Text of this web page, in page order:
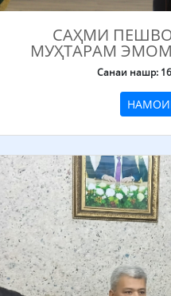
САҲМИ
МУҲТАРАМ
Санаи нашр: